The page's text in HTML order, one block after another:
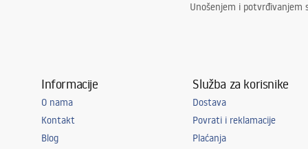
Unošenjem i
Informacije
O nama
Kontakt
Blog
Služba za korisnike
Dostava
Povrati i reklamacije
Plaćanja